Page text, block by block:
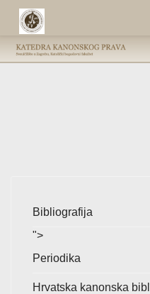
Bibliografija
">
Periodika
Hrvatska kanonska